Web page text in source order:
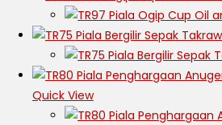
Quick View